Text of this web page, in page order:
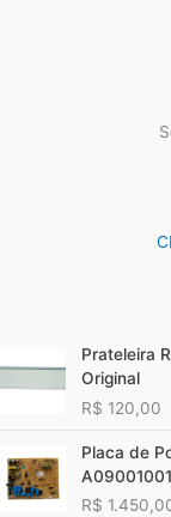
Prateleira
Original
R$ 120,00
Placa de
A09001001
R$